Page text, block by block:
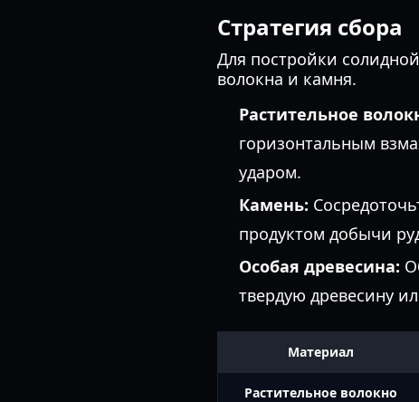
Стратегия сбора
Для постройки
волокна и камня.
Растительное
горизонтальным
ударом.
Камень:
продуктом добычи
Особая древесина:
твердую древесину
Материал
Растительное волокно